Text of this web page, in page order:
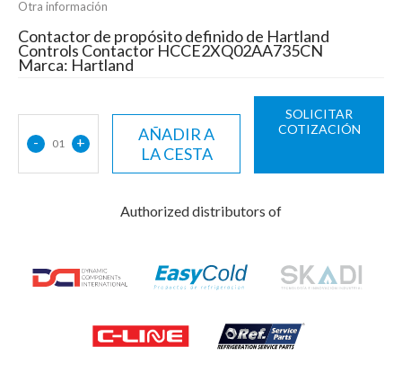
Otra información
Contactor de propósito definido de Hartland
Controls Contactor HCCE2XQ02AA735CN
Marca: Hartland
- 01 +
AÑADIR A
LA CESTA
SOLICITAR
COTIZACIÓN
Authorized distributors of